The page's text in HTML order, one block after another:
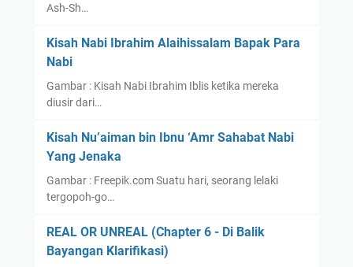
Ash-Sh…
Kisah Nabi Ibrahim Alaihissalam Bapak Para
Nabi
Gambar : Kisah Nabi Ibrahim Iblis ketika mereka
diusir dari…
Kisah Nu’aiman bin Ibnu ‘Amr Sahabat Nabi
Yang Jenaka
Gambar : Freepik.com Suatu hari, seorang lelaki
tergopoh-go…
REAL OR UNREAL (Chapter 6 - Di Balik
Bayangan Klarifikasi)